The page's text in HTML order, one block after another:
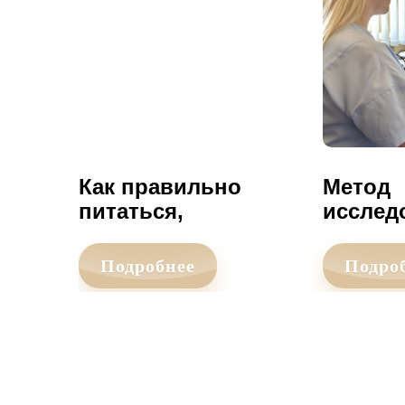
Как правильно
питаться,
набирать вес
Подробнее
Метод
чем он